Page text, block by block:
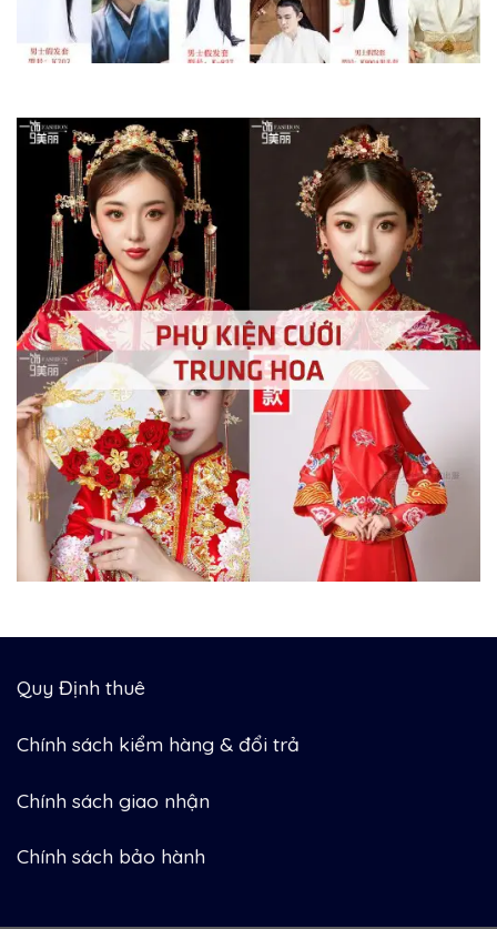
Quy Định thuê
Chính sách kiểm hàng & đổi trả
Chính sách giao nhận
Chính sách bảo hành